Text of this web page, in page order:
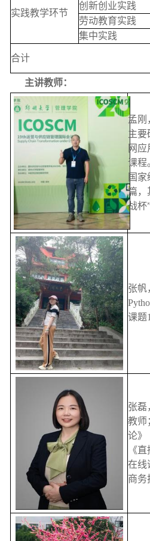
实践教学环节
创新创业实践
劳动教育实践
集中实践
合计
主讲教师：
孟刚
主要
网
课程
国
篇，
战杯
张帆
课题
张磊
教师
论》
《
在线
商务